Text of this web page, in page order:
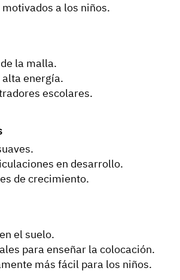
a los niños.
la malla.
energía.
escolares.
en desarrollo.
de crecimiento.
el suelo.
para enseñar la colocación.
más fácil para los niños.